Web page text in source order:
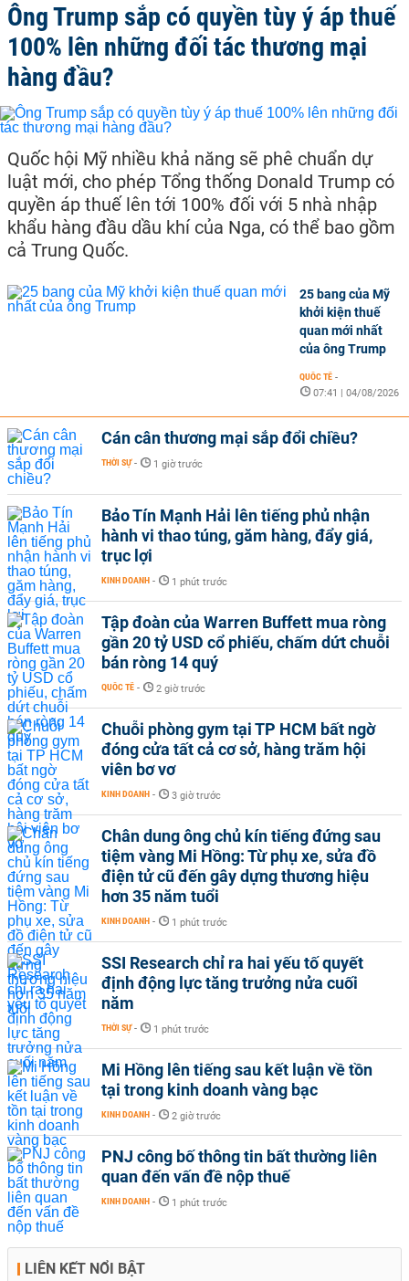
Ông Trump sắp có quyền tùy ý áp thuế
100% lên những đối tác thương mại
hàng đầu?
Quốc hội Mỹ nhiều khả năng sẽ phê chuẩn dự
luật mới, cho phép Tổng thống Donald Trump có
quyền áp thuế lên tới 100% đối với 5 nhà nhập
khẩu hàng đầu dầu khí của Nga, có thể bao gồm
cả Trung Quốc.
25 bang của Mỹ
khởi kiện thuế
quan mới nhất
của ông Trump
QUỐC TẾ -
07:41 | 04/08/2026
Cán cân thương mại sắp đổi chiều?
THỜI SỰ - 1 giờ trước
Bảo Tín Mạnh Hải lên tiếng phủ nhận
hành vi thao túng, găm hàng, đẩy giá,
trục lợi
KINH DOANH - 1 phút trước
Tập đoàn của Warren Buffett mua ròng
gần 20 tỷ USD cổ phiếu, chấm dứt chuỗi
bán ròng 14 quý
QUỐC TẾ - 2 giờ trước
Chuỗi phòng gym tại TP HCM bất ngờ
đóng cửa tất cả cơ sở, hàng trăm hội
viên bơ vơ
KINH DOANH - 3 giờ trước
Chân dung ông chủ kín tiếng đứng sau
tiệm vàng Mi Hồng: Từ phụ xe, sửa đồ
điện tử cũ đến gây dựng thương hiệu
hơn 35 năm tuổi
KINH DOANH - 1 phút trước
SSI Research chỉ ra hai yếu tố quyết
định động lực tăng trưởng nửa cuối
năm
THỜI SỰ - 1 phút trước
Mi Hồng lên tiếng sau kết luận về tồn
tại trong kinh doanh vàng bạc
KINH DOANH - 2 giờ trước
PNJ công bố thông tin bất thường liên
quan đến vấn đề nộp thuế
KINH DOANH - 1 phút trước
LIÊN KẾT NỔI BẬT